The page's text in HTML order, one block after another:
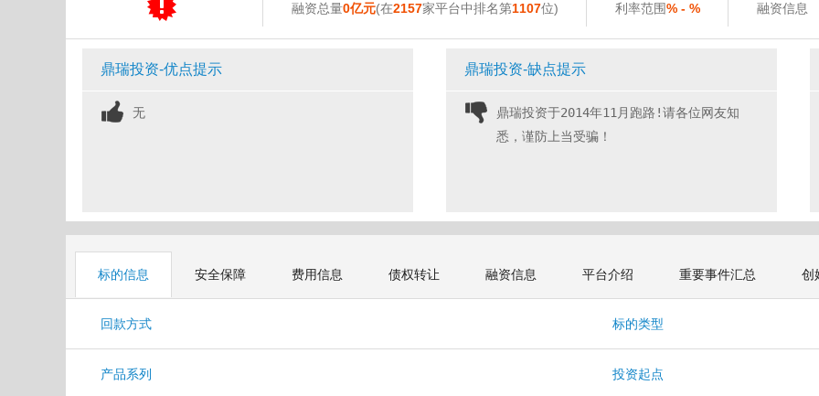
融资总量0亿元(在2157家平台中排名第1107位) 利率范围% - % 融资信息
鼎瑞投资-优点提示
无
鼎瑞投资-缺点提示
鼎瑞投资于2014年11月跑路!请各位网友知
悉，谨防上当受骗！
标的信息 安全保障 费用信息 债权转让 融资信息 平台介绍 重要事件汇总 创
回款方式 标的类型
产品系列 投资起点